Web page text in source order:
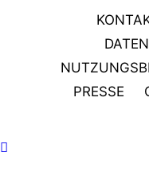
PRESSE